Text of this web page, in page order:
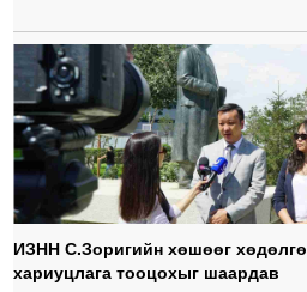
ИЗНН С.Зоригийн хөшөөг
хариуцлага тооцохыг шаардав